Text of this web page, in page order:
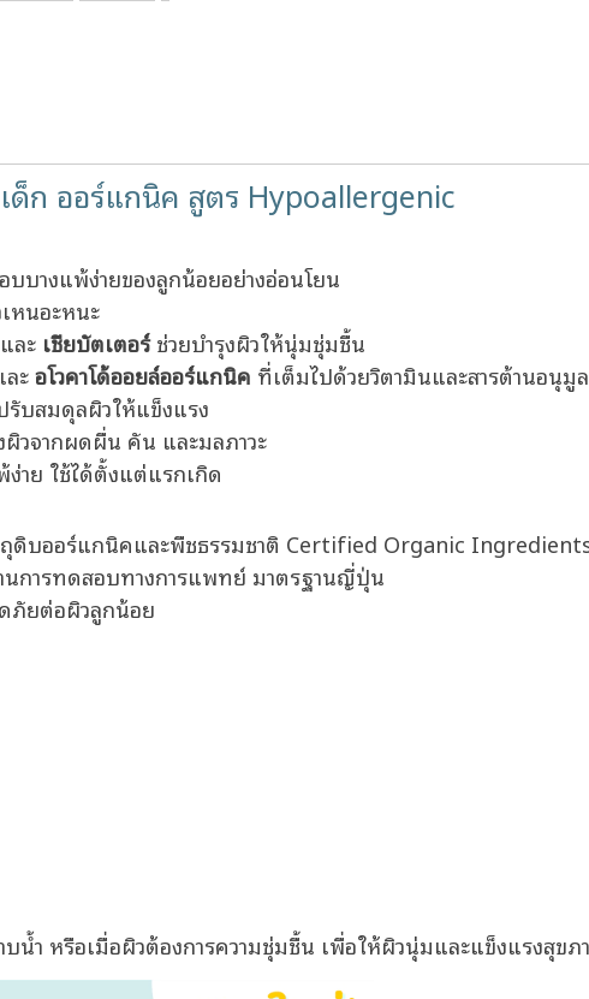
ด็ก ออร์แกนิค สูตร Hypoallergenic
างแพ้ง่ายของลูกน้อยอย่างอ่อนโยน
หนอะหนะ
และ เชียบัตเตอร์ช่วยบำรุงผิวให้นุ่มชุ่มชื้น
ะอโวคาโด้ออยล์ออร์แกนิค ที่เต็มไปด้วยวิตามินและสารต้านอนุมู
รับสมดุลผิวให้แข็งแรง
ผิวจากผดผื่น คัน และมลภาวะ
าย ใช้ได้ตั้งแต่แรกเกิด
ดิบออร์แกนิคและพืชธรรมชาติ Certified Organic
นการทดสอบทางการแพทย์ มาตรฐานญี่ปุ่น
ภัยต่อผิวลูกน้อย
บน้ำ หรือเมื่อผิวต้องการความชุ่มชื้น เพื่อให้ผิวนุ่มและแข็งแรงสุข